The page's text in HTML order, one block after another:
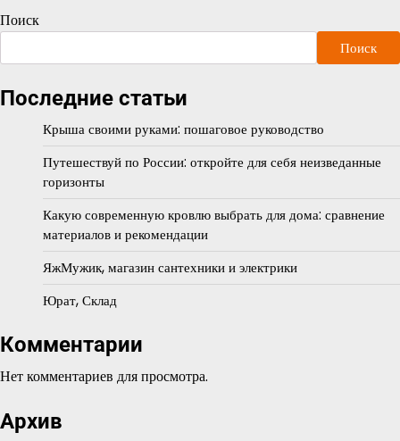
Поиск
Поиск
Последние статьи
Крыша своими руками: пошаговое руководство
Путешествуй по России: откройте для себя неизведанные
горизонты
Какую современную кровлю выбрать для дома: сравнение
материалов и рекомендации
ЯжМужик, магазин сантехники и электрики
Юрат, Склад
Комментарии
Нет комментариев для просмотра.
Архив